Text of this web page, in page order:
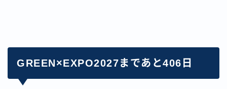
GREEN×EXPO2027まであと406日